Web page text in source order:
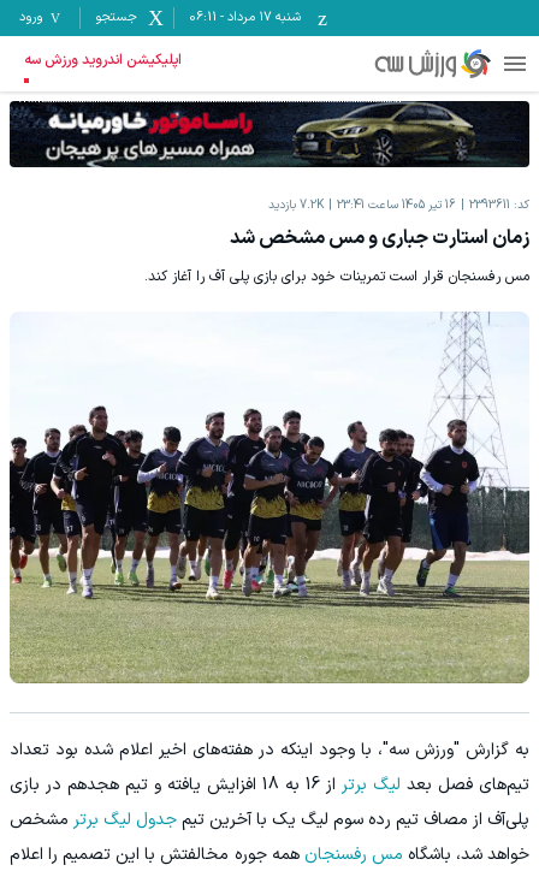
شنبه ۱۷ مرداد -
06:11 جستجو ورود
اپلیکیشن اندروید ورزش سه
کد: 2393611 16 تیر 1405 ساعت 23:41 7.2K بازدید
زمان استارت جباری و مس مشخص شد
مس رفسنجان قرار است تمرینات خود برای بازی پلی آف را آغاز کند.
به گزارش "ورزش سه"، با وجود اینکه در هفته‌های اخیر اعلام شده بود تعداد
تیم‌های فصل بعد لیگ برتر
از 16 به 18 افزایش یافته و تیم هجدهم در بازی
پلی‌آف از مصاف تیم رده سوم لیگ یک با آخرین تیمجدول لیگ برتر مشخص
خواهد شد، باشگاه مس رفسنجانهمه جوره مخالفتش با این تصمیم را اعلام